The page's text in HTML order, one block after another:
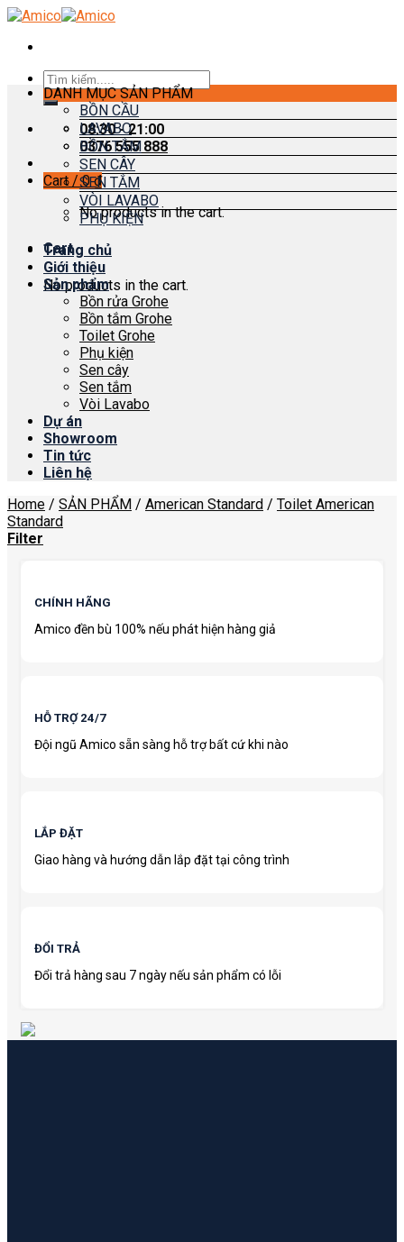
Skip
content
Search
for:
08:30 - 21:00
0376 555 888
Cart /0₫
No products in the cart.
Cart
No products in the cart.
DANH MỤC SẢN PHẨM
BỒN CẦU
LAVABO
BỒN TẮM
SEN CÂY
SEN TẮM
VÒI LAVABO
PHỤ KIỆN
Trang chủ
Giới thiệu
Sản phẩm
Bồn rửa Grohe
Bồn tắm Grohe
Toilet Grohe
Phụ kiện
Sen cây
Sen tắm
Vòi Lavabo
Dự án
Showroom
Tin tức
Liên hệ
Home / SẢN PHẨM / American Standard / Toilet American
Standard
Filter
CHÍNH HÃNG
Amico đền bù 100% nếu phát hiện hàng giả
HỖ TRỢ 24/7
Đội ngũ Amico sẵn sàng hỗ trợ bất cứ khi nào
LẮP ĐẶT
Giao hàng và hướng dẫn lắp đặt tại công trình
ĐỔI TRẢ
Đổi trả hàng sau 7 ngày nếu sản phẩm có lỗi